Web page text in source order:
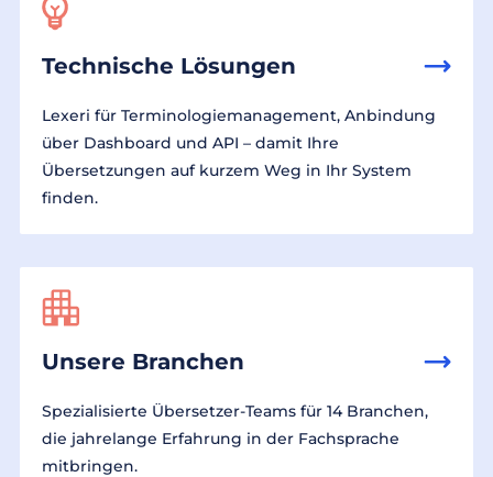
Technische Lösungen
Lexeri für Terminologiemanagement, Anbindung
über Dashboard und API – damit Ihre
Übersetzungen auf kurzem Weg in Ihr System
finden.
Unsere Branchen
Spezialisierte Übersetzer-Teams für 14 Branchen,
die jahrelange Erfahrung in der Fachsprache
mitbringen.